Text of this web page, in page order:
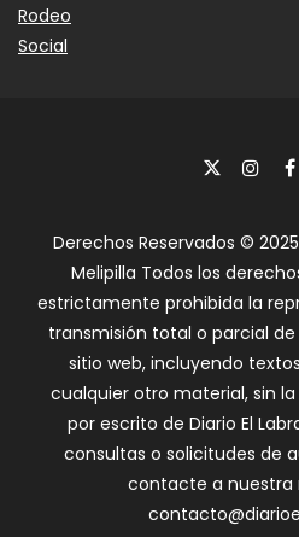
Rodeo
Social
Derechos Reservados ©
Melipilla Todos los
estrictamente prohibida la
transmisión total o parcial
sitio web, incluyendo
cualquier otro material, sin
por escrito de Diario El
consultas o solicitudes de
contacte a nuestra